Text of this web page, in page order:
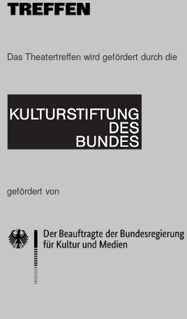
Das
2024
2025
Das
Das Theatertreffen wird gefördert durch die
gefördert von